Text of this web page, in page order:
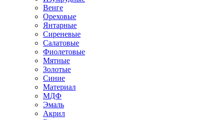
Венге
Ореховые
Янтарные
Сиреневые
Салатовые
Фиолетовые
Мятные
Золотые
Синие
Материал
МДФ
Эмаль
Акрил